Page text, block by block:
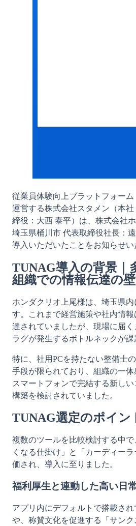
従業員体験向上プラットフォー
運営する株式会社スタメン（本
締役：大西 泰平）は、株式会社
埼玉県桶川市 代表取締役社長：
導入いただいたことをお知らせい
TUNAG導入の背景｜
組織での情報伝達の壁
ホンダクリオ上尾様は、埼玉県
す。これまで経営施策や社内情
達されていましたが、現場に届
ラグが発生するボトルネックが課
特に、社用PCを持たない整備士
手段が限られており、組織の一
スマートフォンで完結する新し
構築を検討されていました。
TUNAG選定のポイン
複数のツールを比較検討する中
くなる仕掛け」と「カーディー
価され、導入に至りました。
福利厚生と連動した高い日
アプリ内にデフォルトで搭載さ
や、称賛文化を促進する「サン